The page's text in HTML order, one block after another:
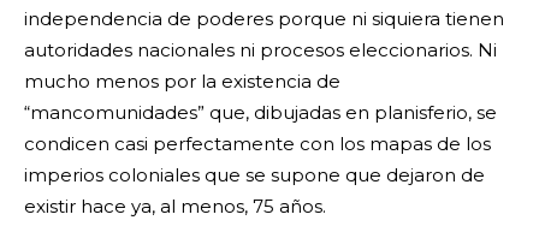
independencia de poderes porque ni siquiera tienen
autoridades nacionales ni procesos eleccionarios. Ni
mucho menos por la existencia de
“mancomunidades” que, dibujadas en planisferio, se
condicen casi perfectamente con los mapas de los
imperios coloniales que se supone que dejaron de
existir hace ya, al menos, 75 años.